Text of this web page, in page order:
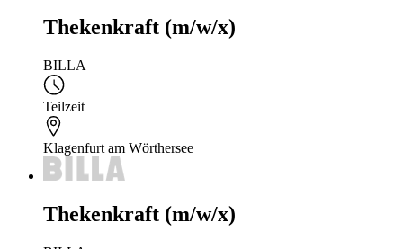
Thekenkraft (m/w/x)
BILLA
Teilzeit
Klagenfurt am Wörthersee
Thekenkraft (m/w/x)